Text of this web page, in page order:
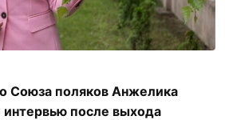
Союза поляков Анжелика
интервью после выхода